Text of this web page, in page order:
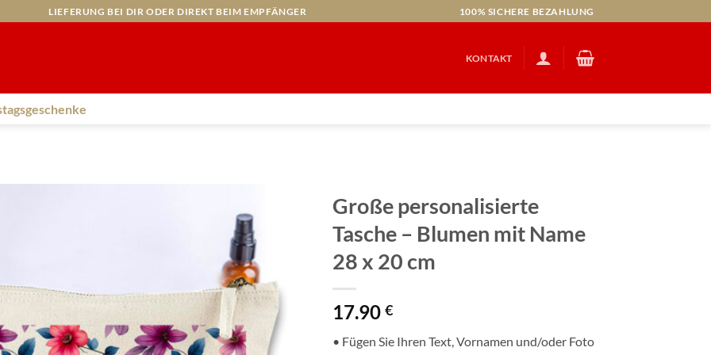
LIEFERUNG BEI DIR ODER DIREKT BEIM EMPFÄNGER 100% SICHERE BEZAHLUNG
KONTAKT
Große personalisierte
Tasche – Blumen mit Name
28 x 20 cm
17.90 €
• Fügen Sie Ihren Text, Vornamen und/oder Foto